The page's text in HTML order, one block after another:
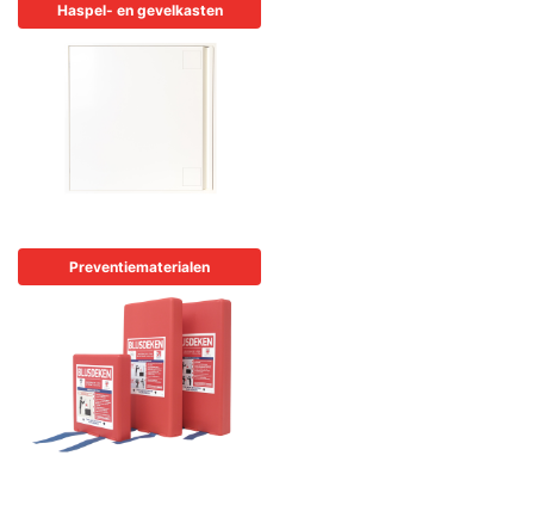
Haspel- en gevelkasten
Preventiematerialen